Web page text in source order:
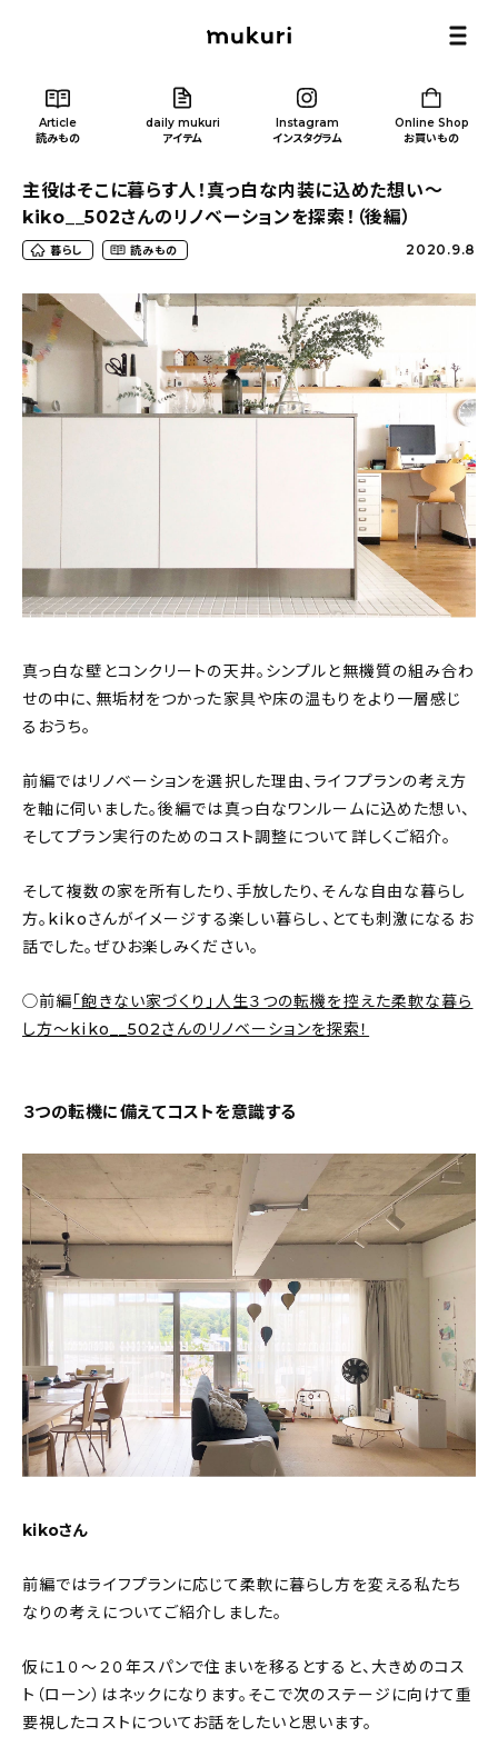
Article
読みもの
daily mukuri
アイテム
Instagram
インスタグラム
Online Shop
お買いもの
Article / 読みもの
カテゴリー一覧
コラム
キッチン
暮らし
カテゴリー一覧
新着記事
おすすめの記事
インテリア
日用品
キッチン
キッズ
主役はそこに暮らす人！真っ白な内装に込めた想い〜
kiko__502さんのリノベーションを探索！（後編）
暮らし 読みもの 2020.9.8
真っ白な壁とコンクリートの天井。シンプルと無機質の組み合わ
せの中に、無垢材をつかった家具や床の温もりをより一層感じ
るおうち。
前編ではリノベーションを選択した理由、ライフプランの考え方
を軸に伺いました。後編では真っ白なワンルームに込めた想い、
そしてプラン実行のためのコスト調整について詳しくご紹介。
そして複数の家を所有したり、手放したり、そんな自由な暮らし
方。kikoさんがイメージする楽しい暮らし、とても刺激になるお
話でした。ぜひお楽しみください。
◯前編「飽きない家づくり」人生３つの転機を控えた柔軟な暮ら
し方〜kiko__502さんのリノベーションを探索！
３つの転機に備えてコストを意識する
kikoさん
前編ではライフプランに応じて柔軟に暮らし方を変える私たち
なりの考えについてご紹介しました。
仮に１０〜２０年スパンで住まいを移るとすると、大きめのコス
ト（ローン）はネックになります。そこで次のステージに向けて重
要視したコストについてお話をしたいと思います。